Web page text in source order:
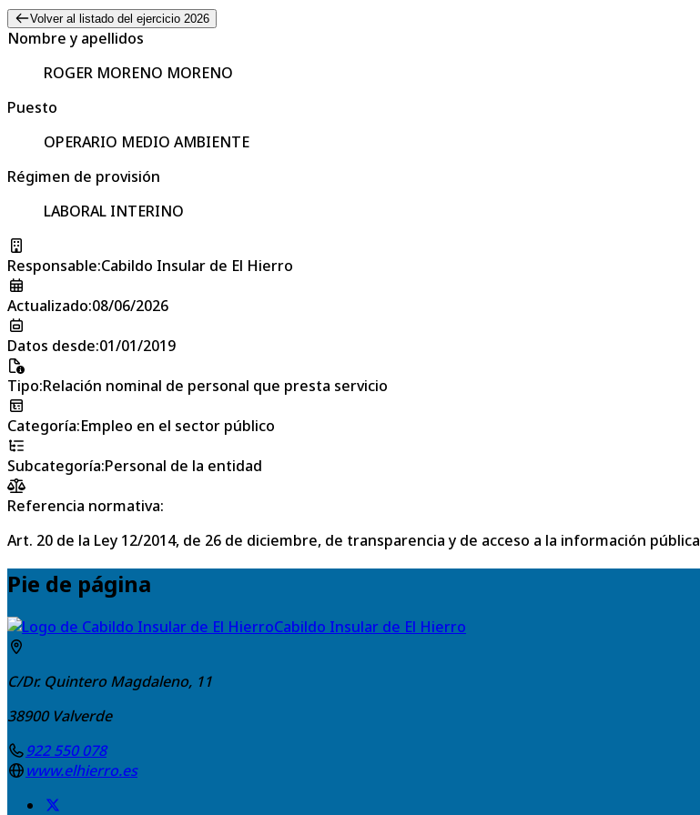
Volver al listado del ejercicio 2026
Nombre y apellidos
ROGER MORENO MORENO
Puesto
OPERARIO MEDIO AMBIENTE
Régimen de provisión
LABORAL INTERINO
Responsable:Cabildo Insular de El Hierro
Actualizado:08/06/2026
Datos desde:01/01/2019
Tipo:Relación nominal de personal que presta servicio
Categoría:Empleo en el sector público
Subcategoría:Personal de la entidad
Referencia normativa:
Art. 20 de la Ley 12/2014, de 26 de diciembre, de transparencia y de acceso a la información pública
Pie de página
Cabildo Insular de El Hierro
C/Dr. Quintero Magdaleno, 11
38900 Valverde
922 550 078
www.elhierro.es